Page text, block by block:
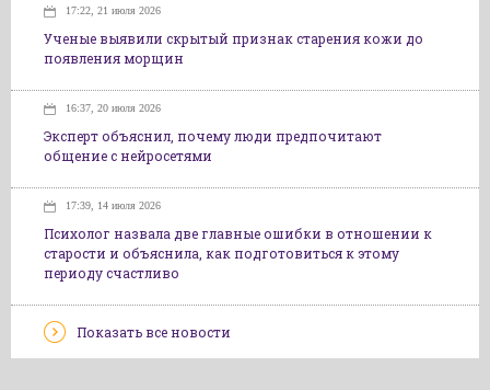
17:22, 21 июля 2026
Ученые выявили скрытый признак старения кожи до
появления морщин
16:37, 20 июля 2026
Эксперт объяснил, почему люди предпочитают
общение с нейросетями
17:39, 14 июля 2026
Психолог назвала две главные ошибки в отношении к
старости и объяснила, как подготовиться к этому
периоду счастливо
Показать все новости